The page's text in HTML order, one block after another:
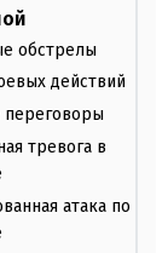
обстрелы
действий
тревога в
атака по